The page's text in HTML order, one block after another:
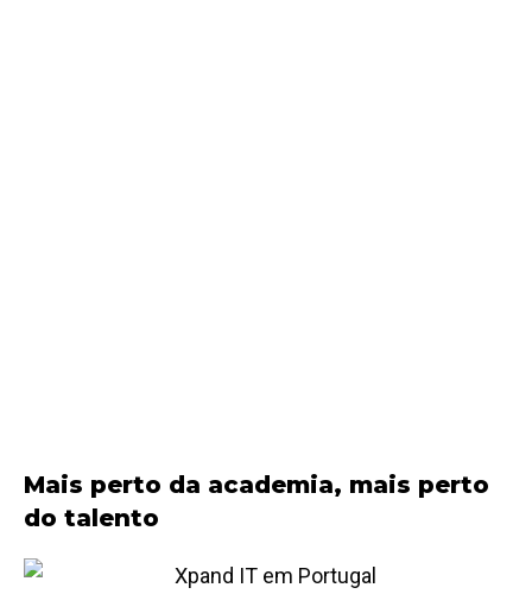
Mais perto da academia, mais perto
do talento